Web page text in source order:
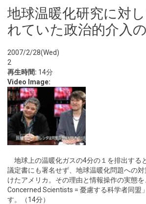
地球温暖化研究に対
れていた政治的介入
2007/2/28(Wed)
2
再生時間: 14分
Video Image:
地球上の温暖化ガスの4分の１を排出する
議定書にも署名せず、地球温暖化問題への
けたアメリカ。その理由と情報操作の実態
Concerned Scientists = 憂慮する科学者同盟
す。（14分）